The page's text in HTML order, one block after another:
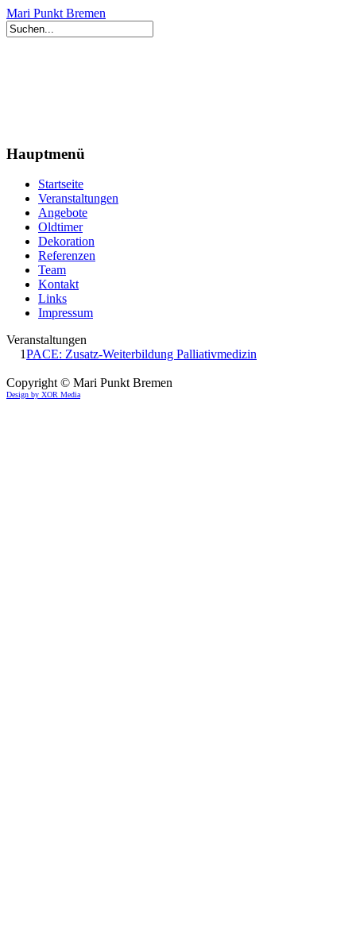
Mari Punkt Bremen
Hauptmenü
Startseite
Veranstaltungen
Angebote
Oldtimer
Dekoration
Referenzen
Team
Kontakt
Links
Impressum
Veranstaltungen
1PACE: Zusatz-Weiterbildung Palliativmedizin
Copyright © Mari Punkt Bremen
Design by XOR Media